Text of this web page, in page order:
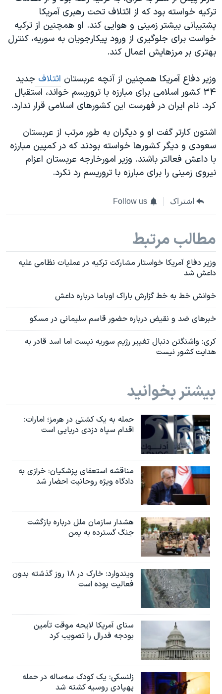
ترکیه خواسته بود که از ائتلاف تحت رهبری آمریکا
پشتیبانی بیشتر زمینی و هوایی کند. او همچنین از ترکیه
خواست برای جلوگیری از ورود پیکارجویان به سوریه، کنترل
بهتری بر مرزهایش اعمال کند.
وزیر دفاع آمریکا همچنین از آنچه عربستان ائتلاف جدید
۳۴ کشور اسلامی برای مبارزه با تروریسم خواند، استقبال
کرد. نام ایران در فهرست این کشورهای اسلامی قرار ندارد.
اشتون کارتر گفت او و دیگران به طور مرتب از عربستان
سعودی و دیگر کشورها خواسته بودند که در کمپین مبارزه
با داعش فعالتر باشند. وزیر امورخارجه عربستان اعزام
نیروی زمینی را برای مبارزه با تروریسم رد نکرد.
اشتراک Follow us
مطالب مرتبط
وزیر دفاع آمریکا خواستار مشارکت ترکیه در عملیات نظامی علیه
داعش شد
خوانش خط به خط گزارش باراک اوباما درباره داعش
خبرهای ضد و نقیض درباره حضور قاسم سلیمانی در مسکو
کری: واشنگتن دنبال تغییر رژیم سوریه نیست اما اسد قادر به
هدایت کشور نیست
بیشتر بخوانید
حمله به یک کشتی در هرمز؛ امارات:
اقدام سپاه دزدی دریایی است
مناقشه استعفای پزشکیان: خرازی به
دادگاه ویژه روحانیت احضار شد
هشدار سازمان ملل درباره بازگشت
جنگ گسترده به یمن
ویندوارد: خارک در ۱۸ روز گذشته بدون
فعالیت بوده است
سنای آمریکا لایحه موقت تأمین
بودجه فدرال را تصویب کرد
زلنسکی: یک کودک سه‌ساله در حمله
پهپادی روسیه کشته شد